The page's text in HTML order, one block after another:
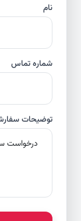
شماره تماس
توضیحات سفارش